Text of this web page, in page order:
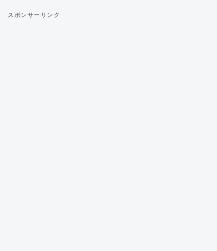
スポンサーリンク